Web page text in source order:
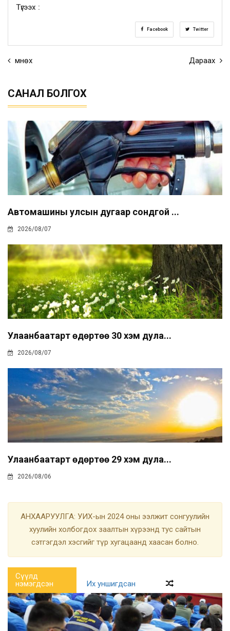
Түгээх :
Facebook Twitter
Өмнөх Дараах
САНАЛ БОЛГОХ
Автомашины улсын дугаар сондгой ...
2026/08/07
Улаанбаатарт өдөртөө 30 хэм дула...
2026/08/07
Улаанбаатарт өдөртөө 29 хэм дула...
2026/08/06
АНХААРУУЛГА: УИХ-ын 2024 оны ээлжит сонгуулийн
хуулийн холбогдох заалтын хүрээнд тус сайтын
сэтгэгдэл хэсгийг түр хугацаанд хаасан болно.
Сүүлд
нэмэгдсэн
Их уншигдсан